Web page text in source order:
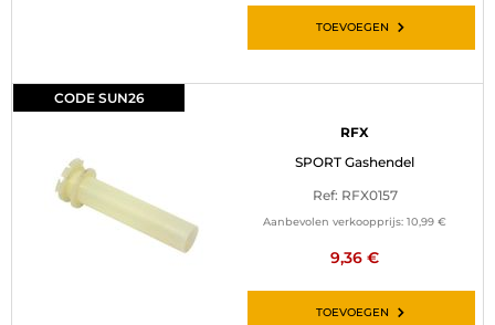
TOEVOEGEN
CODE SUN26
RFX
SPORT Gashendel
Ref: RFX0157
Aanbevolen verkoopprijs: 10,99 €
9,36 €
TOEVOEGEN